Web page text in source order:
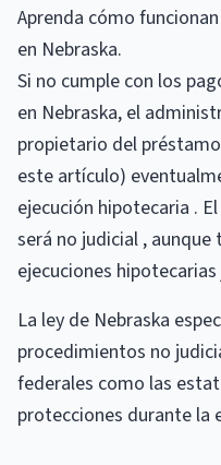
Aprenda cómo
en Nebraska.
Si no cumple con los
en Nebraska, el
propietario del
este artículo)
ejecución hipotecaria .
será no judicial ,
ejecuciones
La ley de Nebraska
procedimientos no
federales como las
protecciones durante la